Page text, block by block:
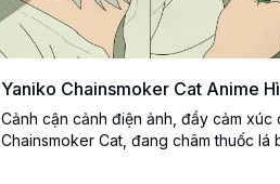
Yaniko Chainsmoker Cat Anime
Cảnh cận cảnh điện ảnh, đầy cảm xúc
Chainsmoker Cat, đang châm thuốc lá